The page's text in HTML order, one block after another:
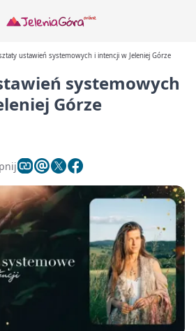
ustawień systemowych i intencji w Jeleniej Górze
systemowych
Górze